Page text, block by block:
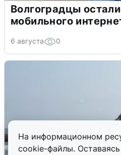
На информационном
cookie-файлы.
Волгоградцы
мобильного
6 августа 0